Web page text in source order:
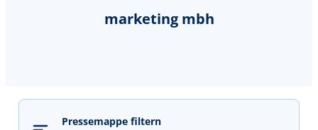
marketing mbh
Pressemappe filtern